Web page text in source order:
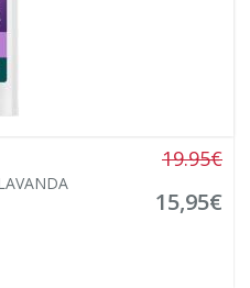
19.95€
15,95€